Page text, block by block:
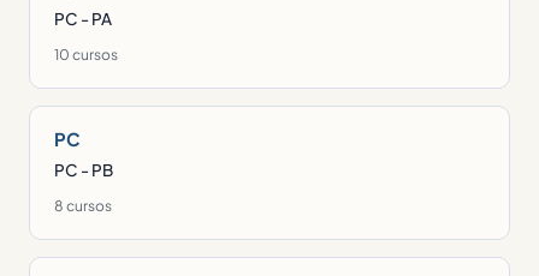
PC - PA
10 cursos
PC
PC - PB
8 cursos